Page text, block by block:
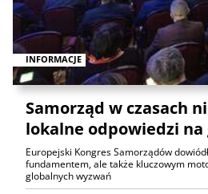
INFORMACJE
Samorząd w czasach
lokalne odpowiedzi
Europejski Kongres Samorządów
fundamentem, ale także kluczowym
globalnych wyzwań